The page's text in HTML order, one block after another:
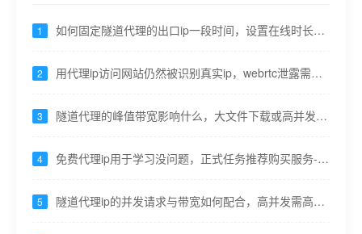
1
如何固定隧道代理的出口ip一段时间，设置在线时长并
2
用代理ip访问网站仍然被识别真实ip，webrtc泄露需关
3
隧道代理的峰值带宽影响什么，大文件下载或高并发接
4
免费代理ip用于学习没问题，正式任务推荐购买服务----
5
隧道代理ip的并发请求与带宽如何配合，高并发需高带